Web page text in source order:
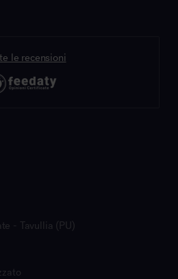
le recensioni
- Tavullia (PU)